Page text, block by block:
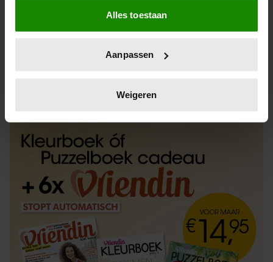
Informatie verzamelen over uw geografische
locatie, die tot een paar meter nauwkeurig kan zijn
scannen op specifieke eigenschappen (fingerprinting)
verwerkt en stel uw voorkeuren in het
intrekken in de Cookieverklaring.
We gebruiken cookies om content en advertenties te
personaliseren, om functies voor social media te bieden
en om ons websiteverkeer te analyseren. Ook delen we
informatie over uw gebruik van onze site met onze
partners voor social media, adverteren en analyse. Deze
partners kunnen deze gegevens combineren met andere
informatie die u aan ze heeft verstrekt of die ze hebben
verzameld op basis van uw gebruik van hun services. U
Alles toestaan
Aanpassen
Weigeren